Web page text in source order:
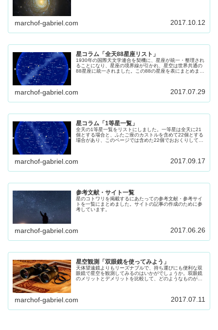
marchof-gabriel.com 2017.10.12
星コラム「全天88星座リスト」
1930年の国際天文学連合を契機に、星座が統一・整理され
ることになり、星座の境界線が引かれ、星空は世界共通の
88星座に統一されました。この88の星座を表にまとめまし
marchof-gabriel.com 2017.07.29
星コラム「1等星一覧」
全天の1等星一覧をリストにしました。一等星は全天に21
個とする場合と、ふたご座のカストルを含めて22個とする
場合があり、このページでは含めた22個でおおくりしてま
marchof-gabriel.com 2017.09.17
参考文献・サイト一覧
星のコトワリを掲載するにあたっての参考文献・参考サイ
トを一覧にまとめました。サイトの記事の作成のために参
考しています。
marchof-gabriel.com 2017.06.26
星空観測「双眼鏡を使ってみよう」
天体望遠鏡よりもリーズナブルで、持ち運びにも便利な双
眼鏡で星空を観測してみるのはいかがでしょうか。双眼鏡
のメリットとデメリットを比較して、どのようなものが星
marchof-gabriel.com 2017.07.11